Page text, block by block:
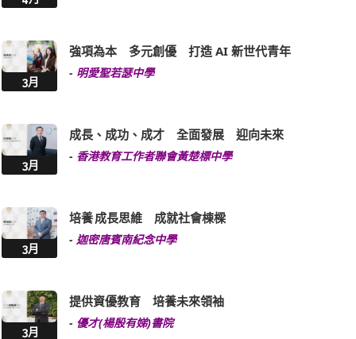
3月
強項為本 多元創優 打造 AI 新世代青年
- 明愛聖若瑟中學
3月
成長、成功、成才 全面發展 迎向未來
- 香港教育工作者聯會黃楚標中學
3月
培養 成長思維 成就社會棟樑
- 迦密唐賓南紀念中學
3月
提供資優教育 培養未來領袖
- 優才(楊殷有娣)書院